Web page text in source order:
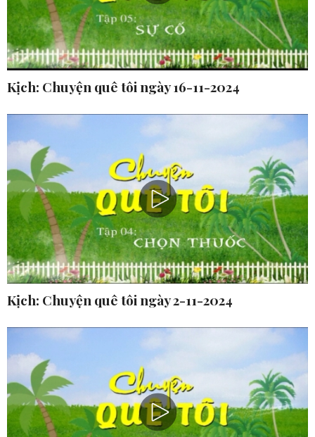
Kịch: Chuyện quê tôi ngày 16-11-2024
Kịch: Chuyện quê tôi ngày 2-11-2024